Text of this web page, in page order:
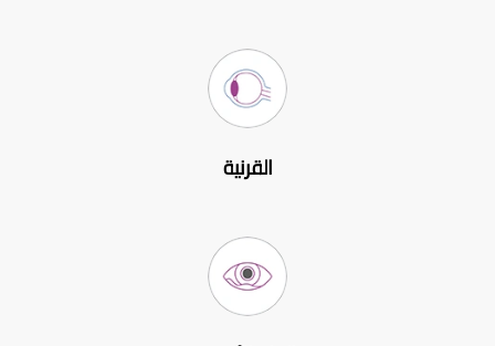
القرنية